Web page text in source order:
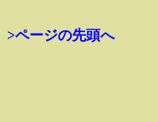
>ページの先頭へ